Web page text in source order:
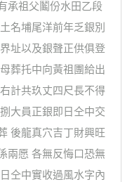
承祖父鬮份水田乙段
名埔尾洋前年乏銀別
址以及銀聲正供俱登
葬托中向黃祖團給出
計共玖丈四尺長不得
大員正銀即日仝中交
後龍真穴吉丁財興旺
兩愿 各無反悔口恐無
仝中實收過風水字內